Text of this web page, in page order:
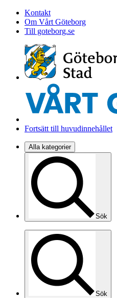
Kontakt
Om Vårt Göteborg
Till goteborg.se
Fortsätt till huvudinnehållet
Alla kategorier
Sök
Sök